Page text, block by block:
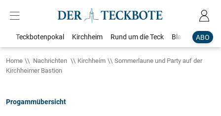
ABO
Teckbotenpokal Kirchheim Rund um die Teck Blaulicht
Home Nachrichten Kirchheim
Sommerlaune und Party auf der
Kirchheimer Bastion
Progammübersicht